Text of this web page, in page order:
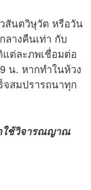
สันตวิษุวัต หรือวัน
ลางคืนเท่า กับ
แต่ละภพเชื่อมต่อ
น. หากทำในห้วง
จสมปรารถนาทุก
ใช้วิจารณญาณ